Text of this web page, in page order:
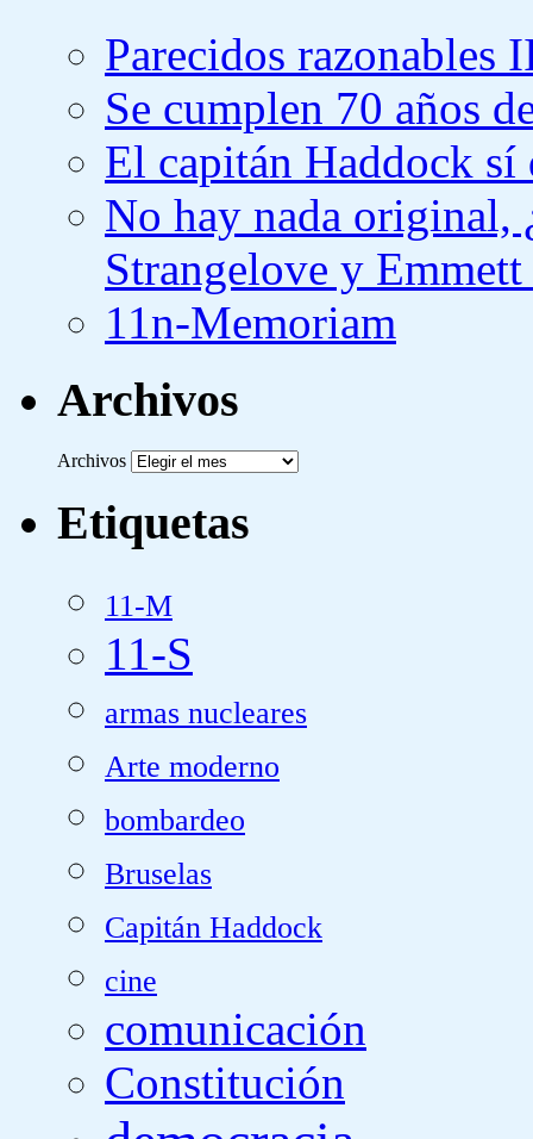
Parecidos razonables
Se cumplen 70 años
El capitán Haddock sí
No hay nada original,
Strangelove y
11n-Memoriam
Archivos
Archivos
Etiquetas
11-M
11-S
armas nucleares
Arte moderno
bombardeo
Bruselas
Capitán Haddock
cine
comunicación
Constitución